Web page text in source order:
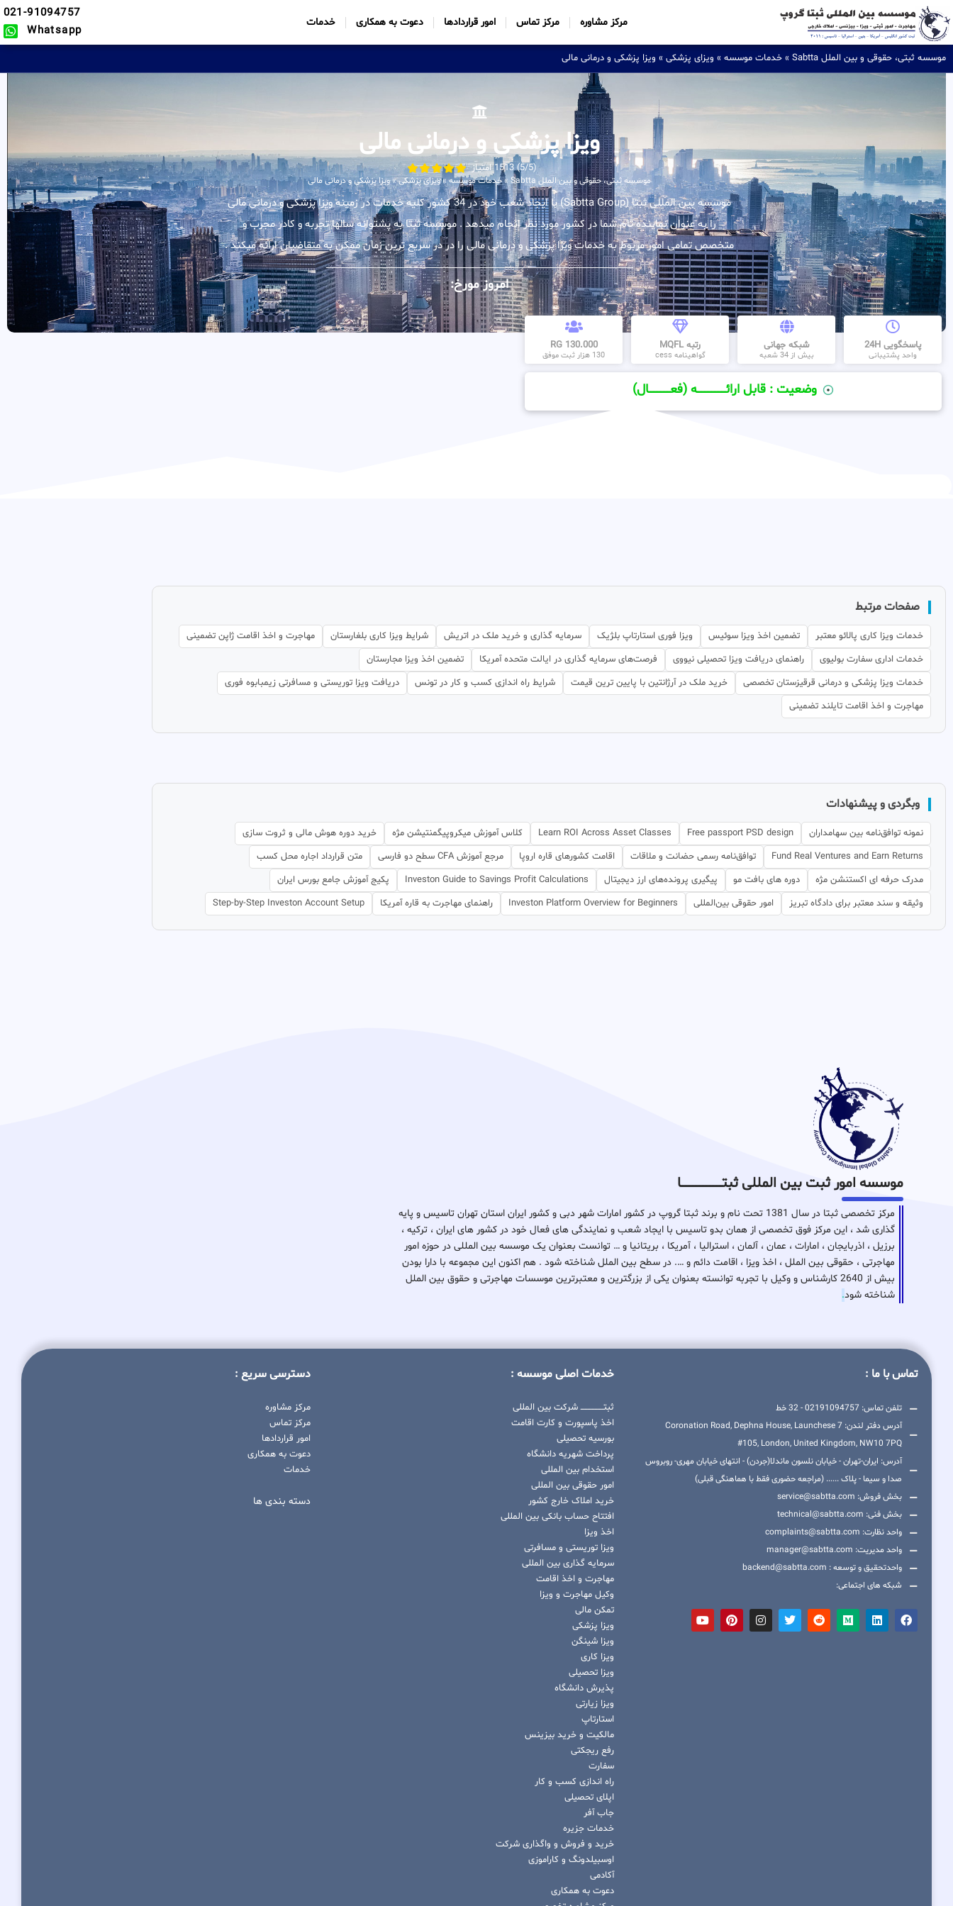
مرکز مشاوره مرکز تماس امور قراردادها دعوت به همکاری خدمات
021-91094757
Whatsapp
موسسه ثبتی، حقوقی و بین الملل Sabtta » خدمات موسسه » ویزای پزشکی » ویزا پزشکی و درمانی مالی
ویزا پزشکی و درمانی مالی
(5/5) 1513 امتیاز
موسسه ثبتی، حقوقی و بین الملل Sabtta »خدمات موسسه»ویزای پزشکی»ویزا پزشکی و درمانی مالی
موسسه بین المللی ثبتا (Sabtta Group) با ایجاد شعب خود در 34 کشور کلیه خدمات در زمینه ویزا پزشکی و درمانی مالی
را به عنوان نماینده تام شما در کشور مورد نظر انجام میدهد . موسسه ثبتا به پشتوانه سالها تجربه و کادر مجرب و
متخصص تمامی امور مربوط به خدمات ویزا پزشکی و درمانی مالی را در در سریع ترین زمان ممکن به متقاضیان ارائه میکند .
امروز مورخ:
پاسخگویی 24H
واحد پشتیبانی
شبکه جهانی
بیش از 34 شعبه
رتبه MQFL
گواهینامه cess
130.000 RG
130 هزار ثبت موفق
وضعیت : قابل ارائــــــــــــــــــــه (فعـــــــــــــــال)
صفحات مرتبط
خدمات ویزا کاری پالائو معتبر تضمین اخذ ویزا سوئیس ویزا فوری استارتاپ بلژیک سرمایه گذاری و خرید ملک در اتریش شرایط ویزا کاری بلغارستان
مهاجرت و اخذ اقامت ژاپن تضمینی
خدمات اداری سفارت بولیوی
راهنمای دریافت ویزا تحصیلی نیووی فرصت‌های سرمایه گذاری در ایالت متحده آمریکا
تضمین اخذ ویزا مجارستان
خدمات ویزا پزشکی و درمانی قرقیزستان تخصصی
خرید ملک در آرژانتین با پایین ترین قیمت شرایط راه اندازی کسب و کار در تونس
دریافت ویزا توریستی و مسافرتی زیمبابوه فوری
مهاجرت و اخذ اقامت تایلند تضمینی
وبگردی و پیشنهادات
نمونه توافق‌نامه بین سهامداران Free passport PSD design
Learn ROI Across Asset Classes کلاس آموزش میکروپیگمنتیشن مژه
خرید دوره هوش مالی و ثروت سازی
Fund Real Ventures and Earn Returns
توافق‌نامه رسمی حضانت و ملاقات اقامت کشورهای قاره اروپا مرجع آموزش CFA سطح دو فارسی
متن قرارداد اجاره محل کسب
مدرک حرفه ای اکستنشن مژه
دوره های بافت مو پیگیری پرونده‌های ارز دیجیتال Investon Guide to Savings Profit Calculations
پکیج آموزش جامع بورس ایران
وثیقه و سند معتبر برای دادگاه تبریز
امور حقوقی بین‌المللی Investon Platform Overview for Beginners راهنمای مهاجرت به قاره آمریکا Step-by-Step Investon Account Setup
موسسه امور ثبت بین المللی ثبتـــــــــــــــــــــــــــــا
مرکز تخصصی ثبتا در سال 1381 تحت نام و برند ثبتا گروپ در کشور امارات شهر دبی و کشور ایران استان تهران تاسیس و پایه
گذاری شد ، این مرکز فوق تخصصی از همان بدو تاسیس با ایجاد شعب و نمایندگی های فعال خود در کشور های ایران ، ترکیه ،
برزیل ، اذربایجان ، امارات ، عمان ، آلمان ، استرالیا ، آمریکا ، بریتانیا و … توانست بعنوان یک موسسه بین المللی در حوزه امور
مهاجرتی ، حقوقی بین الملل ، اخذ ویزا ، اقامت دائم و …. در سطح بین الملل شناخته شود . هم اکنون این مجموعه با دارا بودن
بیش از 2640 کارشناس و وکیل با تجربه توانسته بعنوان یکی از بزرگترین و معتبرترین موسسات مهاجرتی و حقوق بین الملل
شناخته شود.
تماس با ما :
تلفن تماس: 02191094757 - 32 خط
آدرس دفتر لندن: 7 Coronation Road, Dephna House, Launchese
#105, London, United Kingdom, NW10 7PQ
آدرس: ایران-تهران - خیابان نلسون ماندلا(جردن) - انتهای خیابان مهری- روبروس
صدا و سیما - پلاک ...... (مراجعه حضوری فقط با هماهنگی قبلی)
بخش فروش: service@sabtta.com
بخش فنی: technical@sabtta.com
واحد نظارت: complaints@sabtta.com
واحد مدیریت: manager@sabtta.com
واحدتحقیق و توسعه : backend@sabtta.com
شبکه های اجتماعی:
خدمات اصلی موسسه :
ثبتــــــــــــــــ شرکت بین المللی
اخذ پاسپورت و کارت اقامت
بورسیه تحصیلی
پرداخت شهریه دانشگاه
استخدام بین المللی
امور حقوقی بین المللی
خرید املاک خارج کشور
افتتاح حساب بانکی بین المللی
اخذ ویزا
ویزا توریستی و مسافرتی
سرمایه گذاری بین المللی
مهاجرت و اخذ اقامت
وکیل مهاجرت و ویزا
تمکن مالی
ویزا پزشکی
ویزا شینگن
ویزا کاری
ویزا تحصیلی
پذیرش دانشگاه
ویزا زیارتی
استارتاپ
مالکیت و خرید بیزینس
رفع ریجکتی
سفارت
راه اندازی کسب و کار
اپلای تحصیلی
جاب آفر
خدمات جزیره
خرید و فروش و واگذاری شرکت
اوسبیلدونگ و کاراموزی
آکادمی
دعوت به همکاری
دسترسی سریع :
مرکز مشاوره
مرکز تماس
امور قراردادها
دعوت به همکاری
خدمات
دسته بندی ها